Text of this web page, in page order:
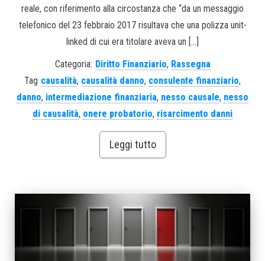
reale, con riferimento alla circostanza che “da un messaggio
telefonico del 23 febbraio 2017 risultava che una polizza unit-
linked di cui era titolare aveva un […]
Categoria: Diritto Finanziario, Rassegna
Tag causalità, causalità danno, consulente finanziario,
danno, intermediazione finanziaria, nesso causale, nesso
di causalità, onere probatorio, risarcimento danni
Leggi tutto